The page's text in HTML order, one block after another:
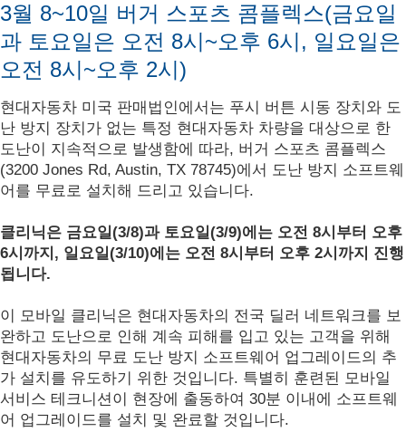
3월 8~10일 버거 스포츠 콤플렉스(금요일
과 토요일은 오전 8시~오후 6시, 일요일은
오전 8시~오후 2시)
현대자동차 미국 판매법인에서는 푸시 버튼 시동 장치와 도
난 방지 장치가 없는 특정 현대자동차 차량을 대상으로 한
도난이 지속적으로 발생함에 따라, 버거 스포츠 콤플렉스
(3200 Jones Rd, Austin, TX 78745)에서 도난 방지 소프트웨
어를 무료로 설치해 드리고 있습니다.
클리닉은 금요일(3/8)과 토요일(3/9)에는 오전 8시부터 오후
6시까지, 일요일(3/10)에는 오전 8시부터 오후 2시까지 진행
됩니다.
이 모바일 클리닉은 현대자동차의 전국 딜러 네트워크를 보
완하고 도난으로 인해 계속 피해를 입고 있는 고객을 위해
현대자동차의 무료 도난 방지 소프트웨어 업그레이드의 추
가 설치를 유도하기 위한 것입니다. 특별히 훈련된 모바일
서비스 테크니션이 현장에 출동하여 30분 이내에 소프트웨
어 업그레이드를 설치 및 완료할 것입니다.